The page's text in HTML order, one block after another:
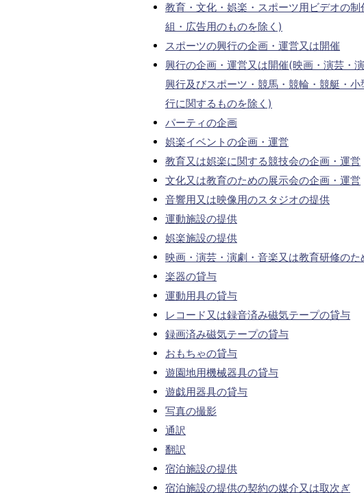
教育・文化・娯楽・スポーツ用ビデオの
組・広告用のものを除く)
スポーツの興行の企画・運営又は開催
興行の企画・運営又は開催(映画・演芸・
興行及びスポーツ・競馬・競輪・競艇・
行に関するものを除く)
パーティの企画
娯楽イベントの企画・運営
教育又は娯楽に関する競技会の企画・運営
文化又は教育のための展示会の企画・運営
音響用又は映像用のスタジオの提供
運動施設の提供
娯楽施設の提供
映画・演芸・演劇・音楽又は教育研修の
楽器の貸与
運動用具の貸与
レコード又は録音済み磁気テープの貸与
録画済み磁気テープの貸与
おもちゃの貸与
遊園地用機械器具の貸与
遊戯用器具の貸与
写真の撮影
通訳
翻訳
宿泊施設の提供
宿泊施設の提供の契約の媒介又は取次ぎ